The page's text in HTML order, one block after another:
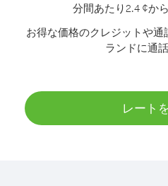
分間あたり2.4 ¢か
お得な価格のクレジットや
ランドに通
レート